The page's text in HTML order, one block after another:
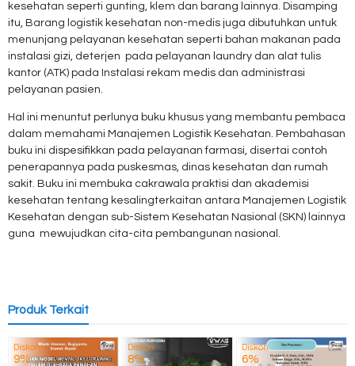
kesehatan seperti gunting, klem dan barang lainnya. Disamping
itu, Barang logistik kesehatan non-medis juga dibutuhkan untuk
menunjang pelayanan kesehatan seperti bahan makanan pada
instalasi gizi, deterjen pada pelayanan laundry dan alat tulis
kantor (ATK) pada Instalasi rekam medis dan administrasi
pelayanan pasien.
Hal ini menuntut perlunya buku khusus yang membantu pembaca
dalam memahami Manajemen Logistik Kesehatan. Pembahasan
buku ini dispesifikkan pada pelayanan farmasi, disertai contoh
penerapannya pada puskesmas, dinas kesehatan dan rumah
sakit. Buku ini membuka cakrawala praktisi dan akademisi
kesehatan tentang kesalingterkaitan antara Manajemen Logistik
Kesehatan dengan sub-Sistem Kesehatan Nasional (SKN) lainnya
guna mewujudkan cita-cita pembangunan nasional.
Produk Terkait
Diskon
9%
Diskon
8%
Diskon
6%